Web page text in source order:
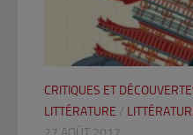
CRITIQUES ET
LITTÉRATURE /